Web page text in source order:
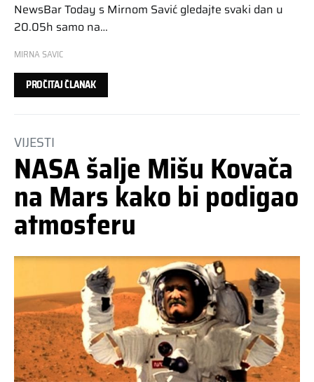
NewsBar Today s Mirnom Savić gledajte svaki dan u
20.05h samo na…
MIRNA SAVIC
PROČITAJ ČLANAK
VIJESTI
NASA šalje Mišu Kovača
na Mars kako bi podigao
atmosferu